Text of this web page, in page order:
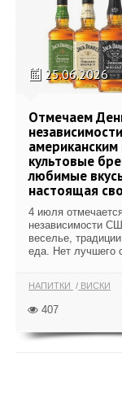
25.06.2026
Отмечаем
американским
культовые
любимые
настоящая
4 июля
независимости
веселье,
еда. Нет лучшего
НАПИТКИ ВИСКИ
407